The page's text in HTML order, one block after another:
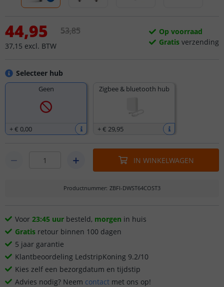
Selecteer hub
Geen
+€ 0,00
Zigbee & bluetooth hub
+€ 29,95
44,95
37,15 excl. BTW
53,85
Op voorraad
Gratis verzending
IN WINKELWAGEN
Productnummer: ZBFI-DWST64COST3
Voor 23:45 uur besteld, morgen in huis
Gratis retour binnen 100 dagen
5 jaar garantie
Klantbeoordeling LedstripKoning 9.2/10
Kies zelf een bezorgdatum en tijdstip
Advies nodig? Neem contact met ons op!